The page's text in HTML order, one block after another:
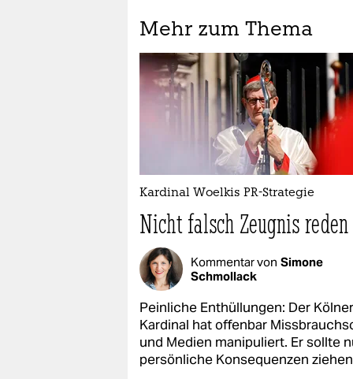
Mehr zum Thema
Kardinal Woelkis PR-Strategie
Nicht falsch Zeugnis reden
Kommentar von Simone
Schmollack
Peinliche Enthüllungen: Der Kölner
Kardinal hat offenbar
und Medien manipuliert. Er sollte
persönliche Konsequenzen